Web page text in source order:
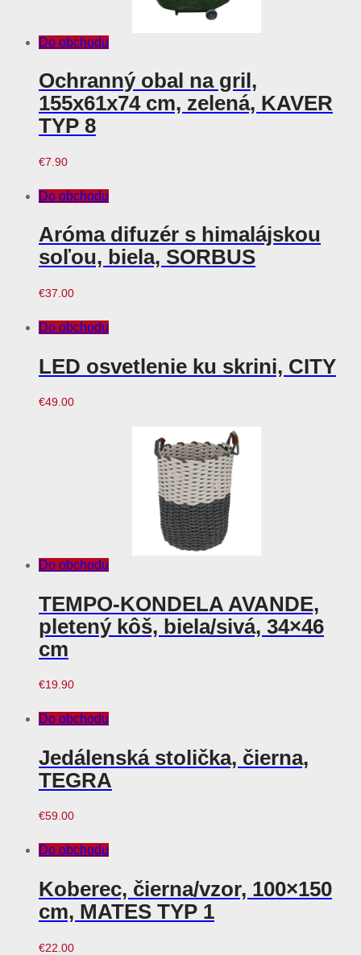
Do obchodu
Ochranný obal na gril,
155x61x74 cm, zelená, KAVER
TYP 8
€7.90
Do obchodu
Aróma difuzér s himalájskou
soľou, biela, SORBUS
€37.00
Do obchodu
LED osvetlenie ku skrini, CITY
€49.00
Do obchodu
TEMPO-KONDELA AVANDE,
pletený kôš, biela/sivá, 34×46
cm
€19.90
Do obchodu
Jedálenská stolička, čierna,
TEGRA
€59.00
Do obchodu
Koberec, čierna/vzor, 100×150
cm, MATES TYP 1
€22.00